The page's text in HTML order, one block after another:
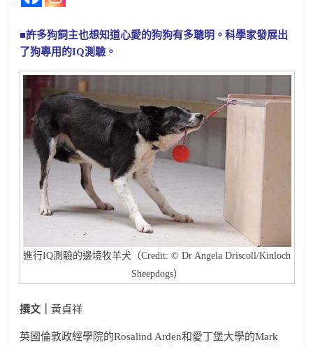
■許多狗飼主也想知道心愛的狗狗有多聰明。科學家發展出
了狗專用的IQ測驗。
進行IQ測驗的邊境牧羊犬（Credit: © Dr Angela Driscoll/Kinloch
Sheepdogs）
撰文｜黃貞祥
英國倫敦政經學院的Rosalind Arden和愛丁堡大學的Mark